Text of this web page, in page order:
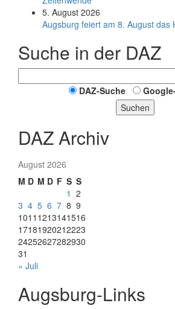
5. August 2026
Augsburg feiert am 8. August das
Suche in der DAZ
DAZ-Suche
Suchen
DAZ Archiv
August 2026
M D M D F S S
1 2
3 4 5 6 7 8 9
1011 1213141516
17181920212223
24252627282930
31
« Juli
Augsburg-Links